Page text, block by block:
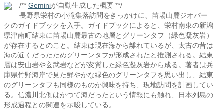
/** Geminiが自動生成した概要 **/
長野県栄村の小滝集落訪問をきっかけに、苗場山麓ジオパー
クのガイドブックを入手。ガイドブックによると、栄村南東の新潟
県津南町結東に苗場山麓最古の地層とグリーンタフ（緑色凝灰岩）
が存在するとのこと。結東は現在海から離れているが、太古の昔は
海の近くだったためグリーンタフが形成されたと推測される。結東
層は安山岩や玄武岩などが変質した緑色凝灰岩から成る。著者は兵
庫県竹野海岸で見た鮮やかな緑色のグリーンタフを思い出し、結東
のグリーンタフも同様のものか興味を持ち、現地訪問を計画してい
る。信濃川北側はかつて海だったという情報にも触れ、日本列島の
形成過程との関連を示唆している。